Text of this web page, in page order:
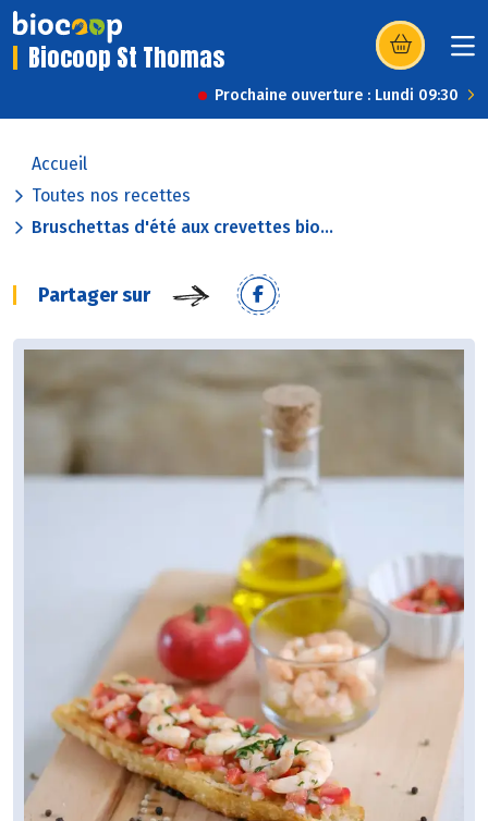
Biocoop St Thomas (s’ouvre dans
Prochaine ouverture : Lundi 09:30
Accueil
Toutes nos recettes
Bruschettas d'été aux crevettes bio...
Partager sur